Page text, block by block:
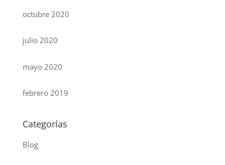
octubre 2020
julio 2020
mayo 2020
febrero 2019
Categorías
Blog